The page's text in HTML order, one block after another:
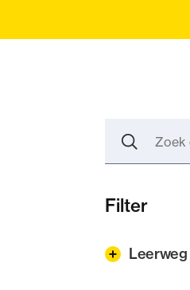
naam, Zoeken
Filter
Leerweg